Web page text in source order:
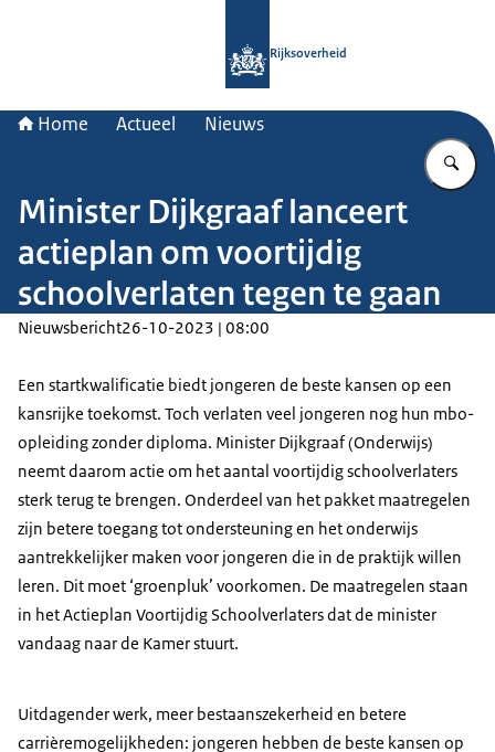
Rijksoverheid
Home Actueel Nieuws
Minister Dijkgraaf lanceert
actieplan om voortijdig
schoolverlaten tegen te gaan
Nieuwsbericht26-10-2023 | 08:00
Een startkwalificatie biedt jongeren de beste kansen op een
kansrijke toekomst. Toch verlaten veel jongeren nog hun mbo-
opleiding zonder diploma. Minister Dijkgraaf (Onderwijs)
neemt daarom actie om het aantal voortijdig schoolverlaters
sterk terug te brengen. Onderdeel van het pakket maatregelen
zijn betere toegang tot ondersteuning en het onderwijs
aantrekkelijker maken voor jongeren die in de praktijk willen
leren. Dit moet ‘groenpluk’ voorkomen. De maatregelen staan
in het Actieplan Voortijdig Schoolverlaters dat de minister
vandaag naar de Kamer stuurt.
Uitdagender werk, meer bestaanszekerheid en betere
carrièremogelijkheden: jongeren hebben de beste kansen op